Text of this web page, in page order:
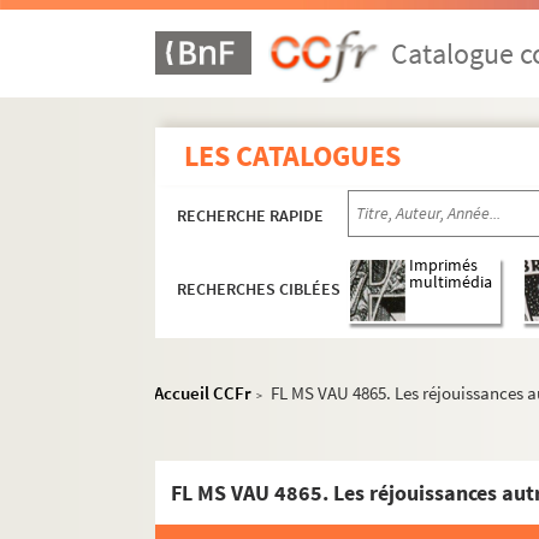
Catalogue
LES CATALOGUES
RECHERCHE RAPIDE
RECHERCHES CIBLÉES
Imprimés
multimédia
Accueil CCFr > FL MS VAU 4865. Les réjouissances
FL MS VAU 4865. Les réjouissances
FL MS VAU 4834. Le père de la débutante
FL MS VAU 4835. Le protégé
FL MS VAU 4836. Passé minuit
FL MS VAU 4837. Le pauvre Jacques
FL MS VAU 4838. La permission de dix
FL MS VAU 4839. Les pénitens blancs
FL MS VAU 4840. Les princesses de la rampe
FL MS VAU 4841. La petite cousine
FL MS VAU 4842. La petite fadette
FL MS VAU 4844. Paris qui dort
FL MS VAU 4846. Le premier coup de canif
FL MS VAU 4847. Les petits moyens